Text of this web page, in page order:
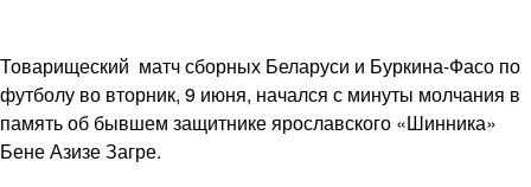
Товарищеский матч сборных Беларуси и Буркина-Фасо по
футболу во вторник, 9 июня, начался с минуты молчания в
память об бывшем защитнике ярославского «Шинника»
Бене Азизе Загре.